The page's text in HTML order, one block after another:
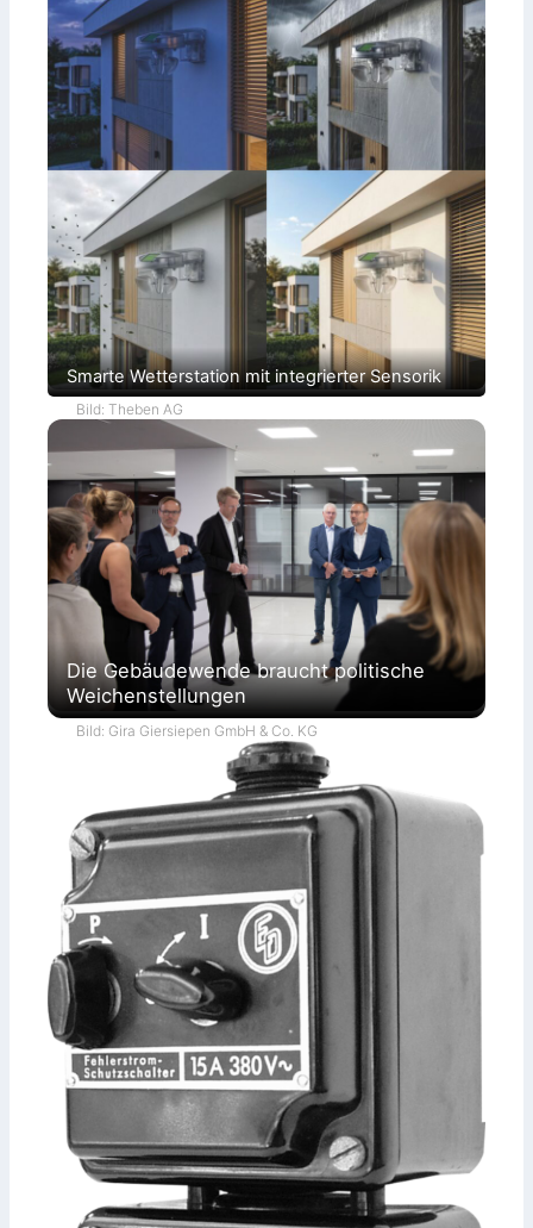
Smarte Wetterstation mit integrierter Sensorik
Bild: Theben AG
Die Gebäudewende braucht politische
Weichenstellungen
Bild: Gira Giersiepen GmbH & Co. KG